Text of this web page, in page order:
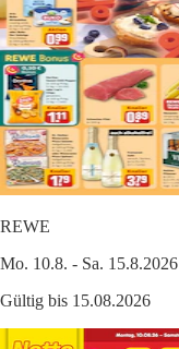
REWE
Mo. 10.8. - Sa. 15.8.2026
Gültig bis 15.08.2026